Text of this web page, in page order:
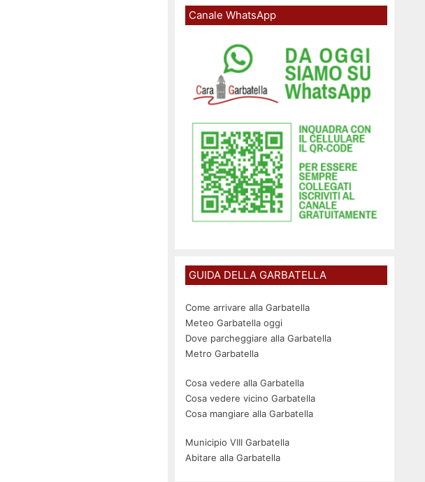
Canale WhatsApp
GUIDA DELLA GARBATELLA
Come arrivare alla Garbatella
Meteo Garbatella oggi
Dove parcheggiare alla Garbatella
Metro Garbatella
Cosa vedere alla Garbatella
Cosa vedere vicino Garbatella
Cosa mangiare alla Garbatella
Municipio VIII Garbatella
Abitare alla Garbatella